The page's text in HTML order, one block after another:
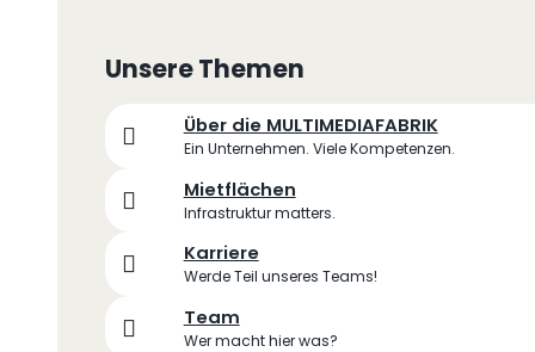
Unsere Themen
Über die MULTIMEDIAFABRIK
Ein Unternehmen. Viele Kompetenzen.
Mietflächen
Infrastruktur matters.
Karriere
Werde Teil unseres Teams!
Team
Wer macht hier was?